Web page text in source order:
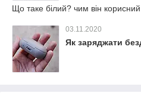
Що таке білий? чим він
03.11.2020
Як заряджати